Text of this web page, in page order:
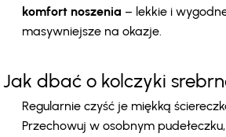
komfort noszenia – lekkie i
masywniejsze na okazje.
Jak dbać o kolczyki
Regularnie czyść je miękką
Przechowuj w osobnym